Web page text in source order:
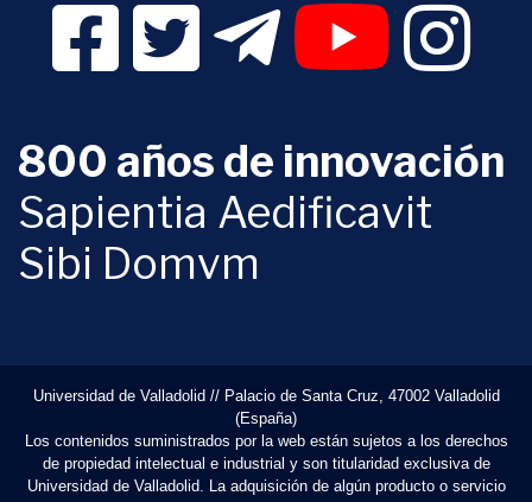
Facebook Digital UVa (se abrirá en una nueva
Twitter Digital UVa (se abrirá en una
Telegram Digital UVa (se
YouTube Digital
800 años de innovación
Sapientia Aedificavit
Sibi Domvm
Universidad de Valladolid // Palacio de Santa Cruz, 47002 Valladolid
(España)
Los contenidos suministrados por la web están sujetos a los derechos
de propiedad intelectual e industrial y son titularidad exclusiva de
Universidad de Valladolid. La adquisición de algún producto o servicio